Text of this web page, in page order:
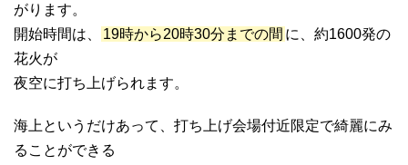
がります。
開始時間は、
19時から20時30分までの間 に、約1600発の
花火が
夜空に打ち上げられます。
海上というだけあって、打ち上げ会場付近限定で綺麗にみ
ることができる